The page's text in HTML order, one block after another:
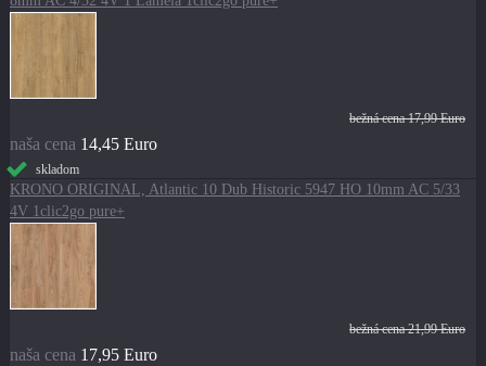
bežná cena17,99 Euro
naša cena 14,45 Euro
skladom
KRONO ORIGINAL, Atlantic 10 Dub Historic 5947 HO 10mm AC 5/33
4V 1clic2go pure+
bežná cena21,99 Euro
naša cena 17,95 Euro